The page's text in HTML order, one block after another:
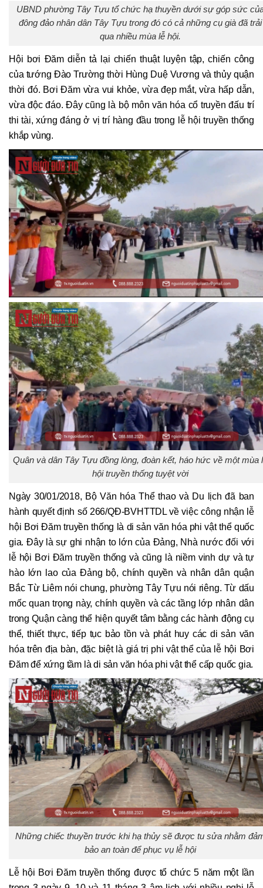
UBND phường Tây Tựu tổ chức hạ thuyền dưới sự góp sức
đông đảo nhân dân Tây Tựu trong đó có cả những cụ già đã trải
qua nhiều mùa lễ hội.
Hội bơi Đăm diễn tả lại chiến thuật luyện tập, chiến công
của tướng Đào Trường thời Hùng Duệ Vương và thủy quận
thời đó. Bơi Đăm vừa vui khỏe, vừa đẹp mắt, vừa hấp dẫn,
vừa độc đáo. Đây cũng là bộ môn văn hóa cổ truyền đấu trí
thi tài, xứng đáng ở vị trí hàng đầu trong lễ hội truyền thống
khắp vùng.
Quân và dân Tây Tựu đồng lòng, đoàn kết, háo hức về một mùa
hội truyền thống tuyệt vời
Ngày 30/01/2018, Bộ Văn hóa Thể thao và Du lịch đã ban
hành quyết định số 266/QĐ-BVHTTDL về việc công nhận lễ
hội Bơi Đăm truyền thống là di sản văn hóa phi vật thể quốc
gia. Đây là sự ghi nhận to lớn của Đảng, Nhà nước đối với
lễ hội Bơi Đăm truyền thống và cũng là niềm vinh dự và tự
hào lớn lao của Đảng bộ, chính quyền và nhân dân quận
Bắc Từ Liêm nói chung, phường Tây Tựu nói riêng. Từ dấu
mốc quan trọng này, chính quyền và các tầng lớp nhân dân
trong Quận càng thể hiện quyết tâm bằng các hành động cụ
thể, thiết thực, tiếp tục bảo tồn và phát huy các di sản văn
hóa trên địa bàn, đặc biệt là giá trị phi vật thể của lễ hội Bơi
Đăm để xứng tầm là di sản văn hóa phi vật thể cấp quốc gia.
Những chiếc thuyền trước khi hạ thủy sẽ được tu sửa nhằm
bảo an toàn để phục vụ lễ hội
Lễ hội Bơi Đăm truyền thống được tổ chức 5 năm một lần